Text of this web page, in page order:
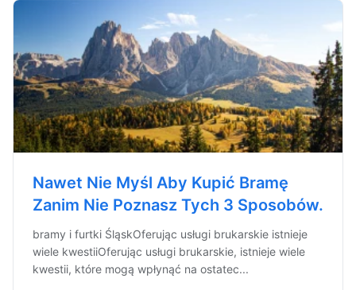
Nawet Nie Myśl Aby Kupić Bramę
Zanim Nie Poznasz Tych 3 Sposobów.
bramy i furtki ŚląskOferując usługi brukarskie istnieje
wiele kwestiiOferując usługi brukarskie, istnieje wiele
kwestii, które mogą wpłynąć na ostatec...